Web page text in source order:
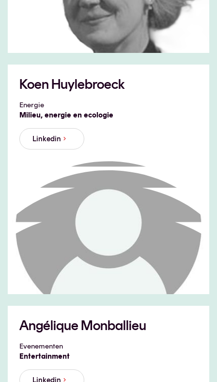
Koen Huylebroeck
Energie
Milieu, energie en ecologie
Linkedin
Angélique Monballieu
Evenementen
Entertainment
Linkedin